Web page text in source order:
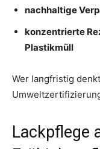
nachhaltige
konzentrierte
Plastikmüll
Wer langfristig
Lackpflege